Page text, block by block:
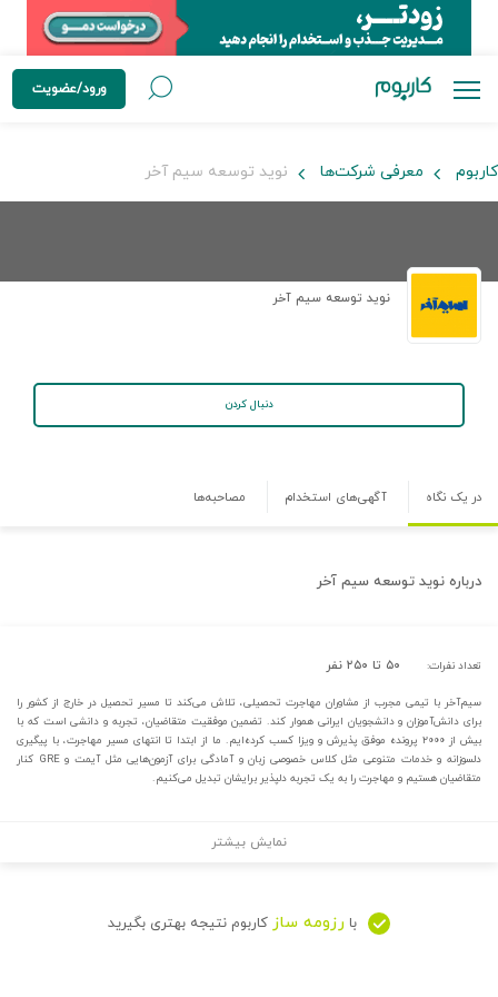
ورود/عضویت
کاربوم معرفی شرکت‌ها نوید توسعه سیم آخر
نوید توسعه سیم آخر
دنبال کردن
در یک نگاه آگهی‌های استخدام مصاحبه‌ها
درباره نوید توسعه سیم آخر
تعداد نفرات: ۵۰ تا ۲۵۰ نفر
سیم‌آخر با تیمی مجرب از مشاوران مهاجرت تحصیلی، تلاش می‌کند تا مسیر تحصیل در خارج از کشور را
برای دانش‌آموزان و دانشجویان ایرانی هموار کند. تضمین موفقیت متقاضیان، تجربه و دانشی است که با
بیش از ۲۰۰۰ پرونده موفق پذیرش و ویزا کسب کرده‌ایم. ما از ابتدا تا انتهای مسیر مهاجرت، با پیگیری
دلسوزانه و خدمات متنوعی مثل کلاس خصوصی زبان و آمادگی برای آزمون‌هایی مثل آیمت و GRE کنار
متقاضیان هستیم و مهاجرت را به یک تجربه دلپذیر برایشان تبدیل می‌کنیم.
نمایش بیشتر
با رزومه ساز کاربوم نتیجه بهتری بگیرید